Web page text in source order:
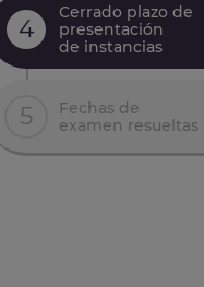
4
Cerrado plazo de
presentación
de instancias
5
Fechas de
examen resueltas